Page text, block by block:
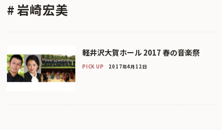
岩崎宏美
軽井沢大賀ホール 2017 春の音楽祭
PICK UP 2017年4月12日